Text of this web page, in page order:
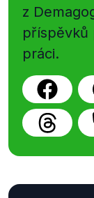
z
příspěvků
práci.